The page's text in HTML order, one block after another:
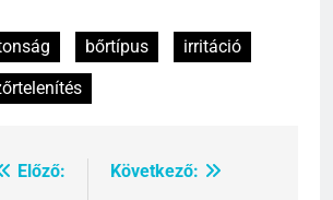
bőrtípus
irritáció
Előző:
Következő: